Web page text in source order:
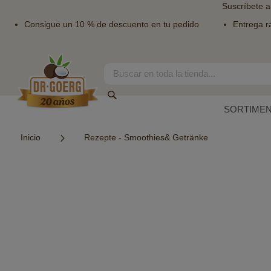
Suscríbete
Consigue un 10 % de descuento en tu pedido
Entrega
contenido
Search
Inicio Rezepte - Smoothies& Getränke